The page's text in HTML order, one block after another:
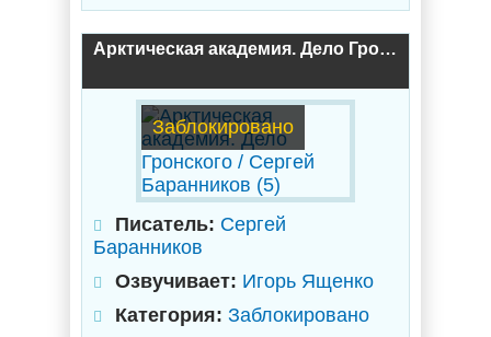
Арктическая академия. Дело Гронского / Сергей Баранников (5)
Заблокировано
Писатель: Сергей
Баранников
Озвучивает: Игорь Ященко
Категория: Заблокировано